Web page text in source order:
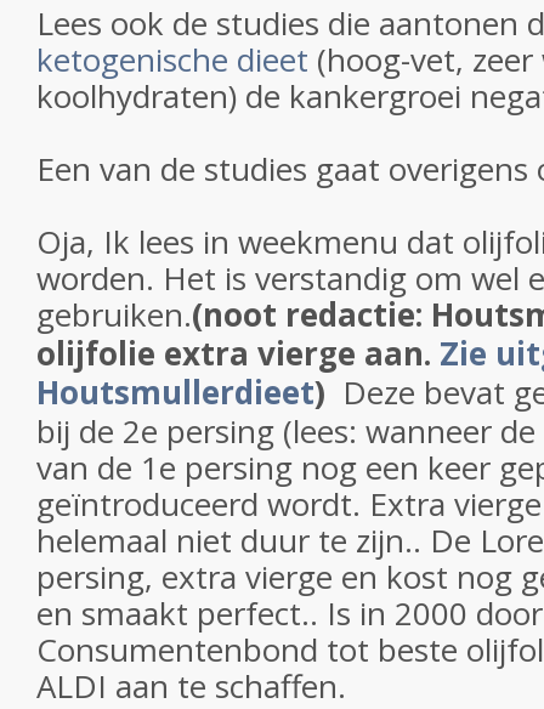
Lees ook de studies die aantonen
ketogenische dieet (hoog-vet,
koolhydraten) de kankergroei
Een van de studies gaat
Oja, Ik lees in weekmenu dat
worden. Het is verstandig om wel
gebruiken.(noot redactie:
olijfolie extra vierge aan. Zie
Houtsmullerdieet) Deze bevat
bij de 2e persing (lees: wanneer
van de 1e persing nog een keer
geïntroduceerd wordt. Extra
helemaal niet duur te zijn.. De
persing, extra vierge en kost nog
en smaakt perfect.. Is in 2000
Consumentenbond tot beste
ALDI aan te schaffen.